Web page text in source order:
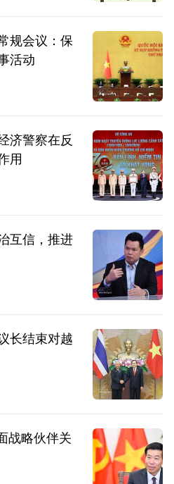
规会议：保
活动
济警察在反
用
互信，推进
长结束对越
战略伙伴关